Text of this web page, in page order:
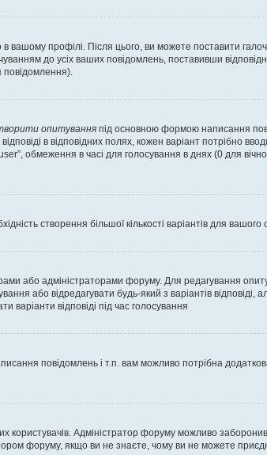
вашому профілі. Після цього, ви можете поставити
до усіх ваших повідомлень, поставивши
опитування під основною формою написання
в відповідних полях, кожен варіант потрібно
обмеження в часі для голосування в днях (0 для
створення більшої кількості варіантів для
або адміністраторами форуму. Для редагування
або відредагувати будь-який з варіантів
відповіді під час голосування
повідомлень і т.п. вам можливо потрібна
користувачів. Адміністратор форуму можливо
форуму, якщо ви не знаєте, чому ви не можете